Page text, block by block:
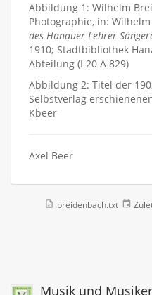
Abbildung 1: Wilhelm
Photographie, in: Wilhelm
des Hanauer Lehrer-
1910; Stadtbibliothek
Abteilung (I 20 A 829)
Abbildung 2: Titel der
Selbstverlag
Kbeer
Axel Beer
breidenbach.txt
Musik und